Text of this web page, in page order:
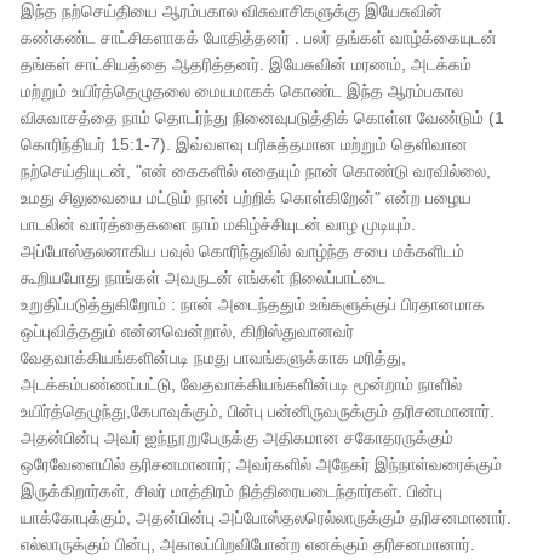
இந்த நற்செய்தியை ஆரம்பகால விசுவாசிகளுக்கு இயேசுவின்
கண்கண்ட சாட்சிகளாகக் போதித்தனர் . பலர் தங்கள் வாழ்க்கையுடன்
தங்கள் சாட்சியத்தை ஆதரித்தனர். இயேசுவின் மரணம், அடக்கம்
மற்றும் உயிர்த்தெழுதலை மையமாகக் கொண்ட இந்த ஆரம்பகால
விசுவாசத்தை நாம் தொடர்ந்து நினைவுபடுத்திக் கொள்ள வேண்டும் (1
கொரிந்தியர் 15:1-7). இவ்வளவு பரிசுத்தமான மற்றும் தெளிவான
நற்செய்தியுடன், "என் கைகளில் எதையும் நான் கொண்டு வரவில்லை,
உமது சிலுவையை மட்டும் நான் பற்றிக் கொள்கிறேன்" என்ற பழைய
பாடலின் வார்த்தைகளை நாம் மகிழ்ச்சியுடன் வாழ முடியும்.
அப்போஸ்தலனாகிய பவுல் கொரிந்துவில் வாழ்ந்த சபை மக்களிடம்
கூறியபோது நாங்கள் அவருடன் எங்கள் நிலைப்பாட்டை
உறுதிப்படுத்துகிறோம் : நான் அடைந்ததும் உங்களுக்குப் பிரதானமாக
ஒப்புவித்ததும் என்னவென்றால், கிறிஸ்துவானவர்
வேதவாக்கியங்களின்படி நமது பாவங்களுக்காக மரித்து,
அடக்கம்பண்ணப்பட்டு, வேதவாக்கியங்களின்படி மூன்றாம் நாளில்
உயிர்த்தெழுந்து,கேபாவுக்கும், பின்பு பன்னிருவருக்கும் தரிசனமானார்.
அதன்பின்பு அவர் ஐந்நூறுபேருக்கு அதிகமான சகோதரருக்கும்
ஒரேவேளையில் தரிசனமானார்; அவர்களில் அநேகர் இந்நாள்வரைக்கும்
இருக்கிறார்கள், சிலர் மாத்திரம் நித்திரையடைந்தார்கள். பின்பு
யாக்கோபுக்கும், அதன்பின்பு அப்போஸ்தலரெல்லாருக்கும் தரிசனமானார்.
எல்லாருக்கும் பின்பு, அகாலப்பிறவிபோன்ற எனக்கும் தரிசனமானார்.